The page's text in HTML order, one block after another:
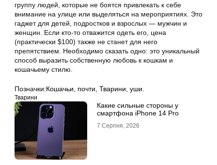
группу людей, которые не боятся привлекать к себе
внимание на улице или выделяться на мероприятиях. Это
гаджет для детей, подростков и взрослых — мужчин и
женщин. Если кто-то отважится одеть его, цена
(практически $100) также не станет для него
препятствием. Необходимо сказать одно: это уникальный
способ выразить собственную любовь к кошкам и
кошачьему стилю.
Позначки:Кошачьи почти Тварини уши.
Тварини
Какие сильные стороны у
смартфона iPhone 14 Pro
7 Серпня, 2026